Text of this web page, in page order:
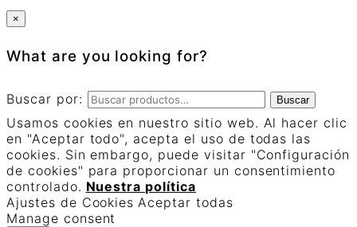
×
What are you looking for?
Buscar por: Buscar
Usamos cookies en nuestro sitio web. Al hacer clic
en "Aceptar todo", acepta el uso de todas las
cookies. Sin embargo, puede visitar "Configuración
de cookies" para proporcionar un consentimiento
controlado. Nuestra política
Ajustes de Cookies Aceptar todas
Manage consent